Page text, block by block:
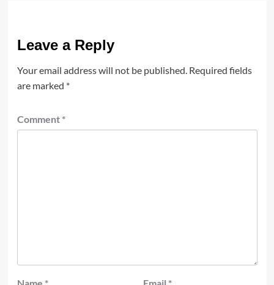
Leave a Reply
Your email address will not be published. Required fields
are marked *
Comment *